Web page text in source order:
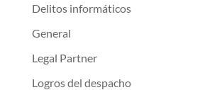
Delitos informáticos
General
Legal Partner
Logros del despacho